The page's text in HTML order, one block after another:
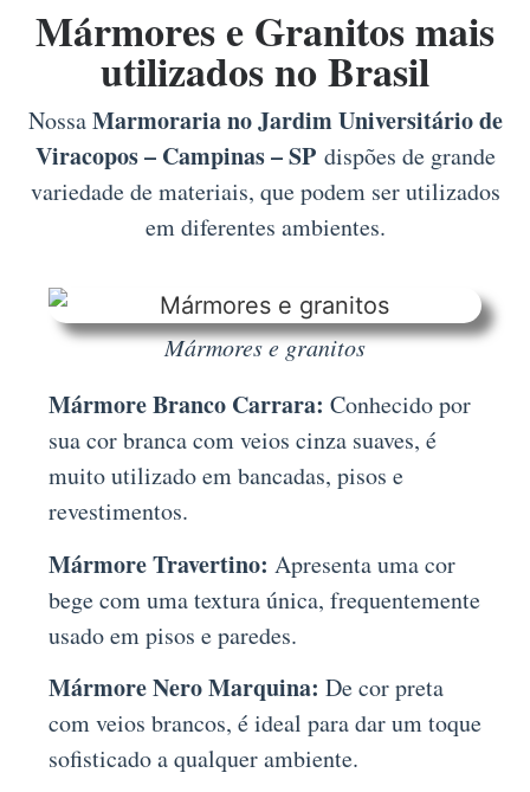
Mármores e Granitos mais
utilizados no Brasil
NossaMarmoraria no Jardim Universitário de
Viracopos – Campinas – SPdispões de grande
variedade de materiais, que podem ser utilizados
em diferentes ambientes.
Mármores e granitos
Mármore Branco Carrara: Conhecido por
sua cor branca com veios cinza suaves, é
muito utilizado em bancadas, pisos e
revestimentos.
Mármore Travertino: Apresenta uma cor
bege com uma textura única, frequentemente
usado em pisos e paredes.
Mármore Nero Marquina: De cor preta
com veios brancos, é ideal para dar um toque
sofisticado a qualquer ambiente.